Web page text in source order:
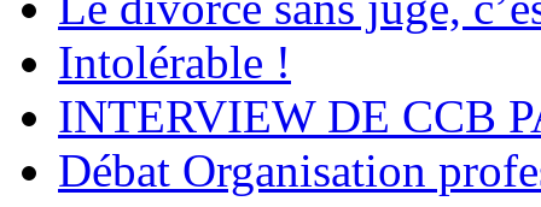
Intolérable !
INTERVIEW DE CCB
Débat Organisation